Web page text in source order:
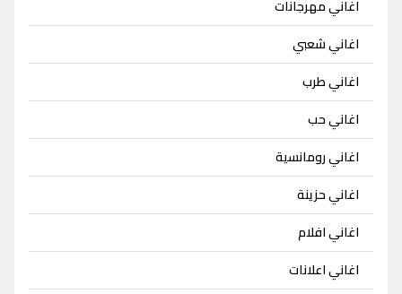
اغاني مهرجانات
اغاني شعبي
اغاني طرب
اغاني حب
اغاني رومانسية
اغاني حزينة
اغاني افلام
اغاني اعلانات